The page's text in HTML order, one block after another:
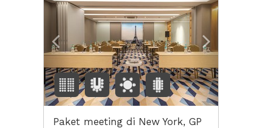
Paket meeting di New York, GP